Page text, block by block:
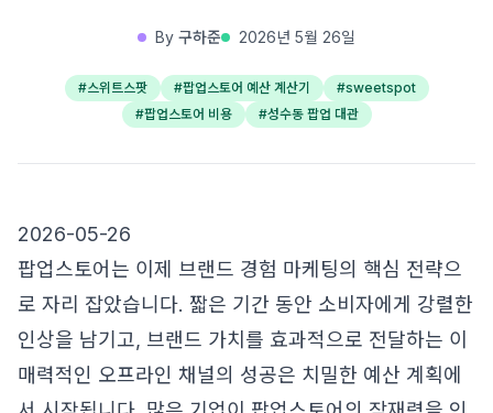
By 구하준 2026년 5월 26일
#스위트스팟 #팝업스토어 예산 계산기 #sweetspot
#팝업스토어 비용 #성수동 팝업 대관
2026-05-26
팝업스토어는 이제 브랜드 경험 마케팅의 핵심 전략으
로 자리 잡았습니다. 짧은 기간 동안 소비자에게 강렬한
인상을 남기고, 브랜드 가치를 효과적으로 전달하는 이
매력적인 오프라인 채널의 성공은 치밀한 예산 계획에